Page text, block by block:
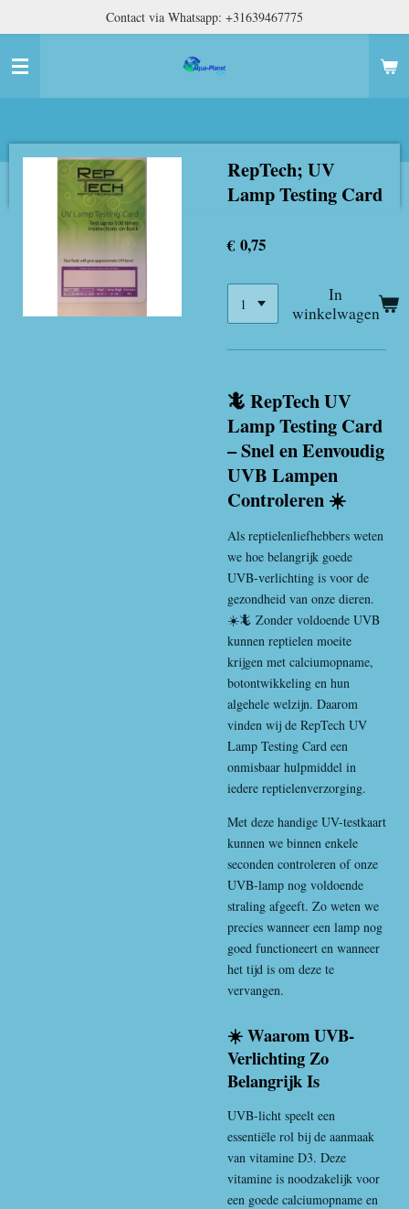
naar
hoofdinhoud
Contact via Whatsapp: +31639467775
RepTech; UV
Lamp Testing Card
€ 0,75
In
winkelwagen
🦎 RepTech UV
Lamp Testing Card
– Snel en Eenvoudig
UVB Lampen
Controleren ☀️
Als reptielenliefhebbers weten
we hoe belangrijk goede
UVB-verlichting is voor de
gezondheid van onze dieren.
☀️🦎 Zonder voldoende UVB
kunnen reptielen moeite
krijgen met calciumopname,
botontwikkeling en hun
algehele welzijn. Daarom
vinden wij de RepTech UV
Lamp Testing Card een
onmisbaar hulpmiddel in
iedere reptielenverzorging.
Met deze handige UV-testkaart
kunnen we binnen enkele
seconden controleren of onze
UVB-lamp nog voldoende
straling afgeeft. Zo weten we
precies wanneer een lamp nog
goed functioneert en wanneer
het tijd is om deze te
vervangen.
☀️ Waarom UVB-
Verlichting Zo
Belangrijk Is
UVB-licht speelt een
essentiële rol bij de aanmaak
van vitamine D3. Deze
vitamine is noodzakelijk voor
een goede calciumopname en